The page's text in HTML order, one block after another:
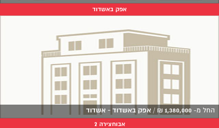
אפק באשדוד
החל מ- 1,380,000
₪
/ אפק באשדוד - אשדוד
אבוחצירה 2